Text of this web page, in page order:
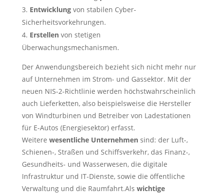
Entwicklung von stabilen Cyber-
Sicherheitsvorkehrungen.
Erstellen von stetigen
Überwachungsmechanismen.
Der Anwendungsbereich bezieht sich nicht mehr nur
auf Unternehmen im Strom- und Gassektor. Mit der
neuen NIS-2-Richtlinie werden höchstwahrscheinlich
auch Lieferketten, also beispielsweise die Hersteller
von Windturbinen und Betreiber von Ladestationen
für E-Autos (Energiesektor) erfasst.
Weitere wesentliche Unternehmen sind: der Luft-,
Schienen-, Straßen und Schiffsverkehr, das Finanz-,
Gesundheits- und Wasserwesen, die digitale
Infrastruktur und IT-Dienste, sowie die öffentliche
Verwaltung und die Raumfahrt.Als wichtige